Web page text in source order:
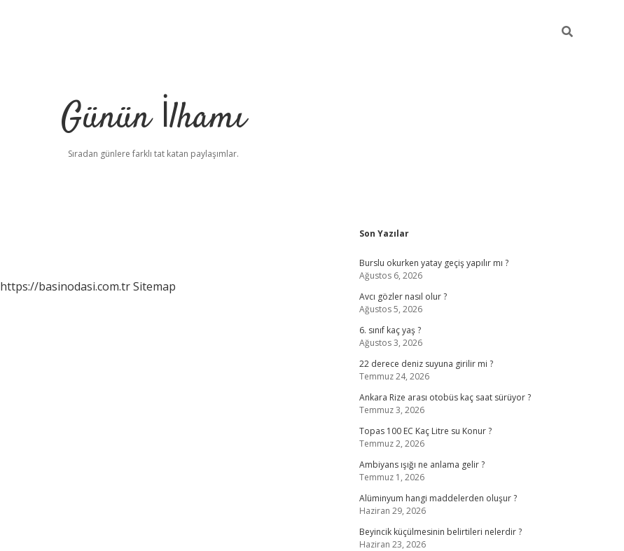
Günün İlhamı
Sıradan günlere farklı tat katan paylaşımlar.
https://basinodasi.com.trSitemap
Sidebar
Son Yazılar
Burslu okurken yatay geçiş yapılır mı ?
Ağustos 6, 2026
Avcı gözler nasıl olur ?
Ağustos 5, 2026
6. sınıf kaç yaş ?
Ağustos 3, 2026
22 derece deniz suyuna girilir mi ?
Temmuz 24, 2026
Ankara Rize arası otobüs kaç saat sürüyor ?
Temmuz 3, 2026
Topas 100 EC Kaç Litre su Konur ?
Temmuz 2, 2026
Ambiyans ışığı ne anlama gelir ?
Temmuz 1, 2026
Alüminyum hangi maddelerden oluşur ?
Haziran 29, 2026
Beyincik küçülmesinin belirtileri nelerdir ?
Haziran 23, 2026